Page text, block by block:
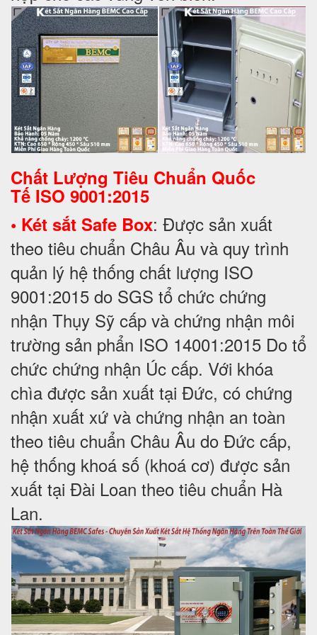
Chất Lượng Tiêu Chuẩn Quốc
Tế ISO 9001:2015
• Két sắt Safe Box: Được sản xuất
theo tiêu chuẩn Châu Âu và quy trình
quản lý hệ thống chất lượng ISO
9001:2015 do SGS tổ chức chứng
nhận Thụy Sỹ cấp và chứng nhận môi
trường sản phẩn ISO 14001:2015 Do tổ
chức chứng nhận Úc cấp. Với khóa
chìa được sản xuất tại Đức, có chứng
nhận xuất xứ và chứng nhận an toàn
theo tiêu chuẩn Châu Âu do Đức cấp,
hệ thống khoá số (khoá cơ) được sản
xuất tại Đài Loan theo tiêu chuẩn Hà
Lan.